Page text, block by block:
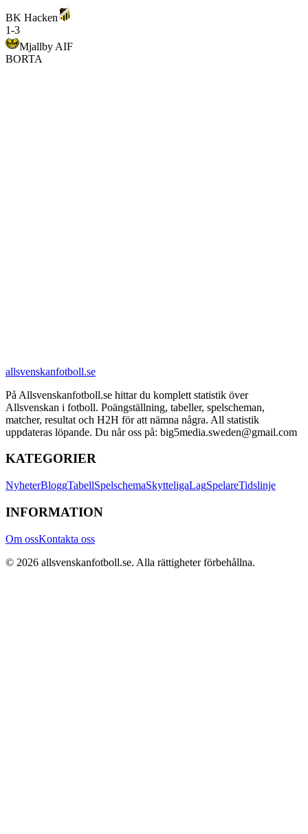
BK Hacken
1-3
Mjallby AIF
BORTA
allsvenskanfotboll.se
På Allsvenskanfotboll.se hittar du komplett statistik över
Allsvenskan i fotboll. Poängställning, tabeller, spelscheman,
matcher, resultat och H2H för att nämna några. All statistik
uppdateras löpande. Du når oss på: big5media.sweden@gmail.com
KATEGORIER
NyheterBloggTabellSpelschemaSkytteligaLagSpelareTidslinje
INFORMATION
Om ossKontakta oss
© 2026 allsvenskanfotboll.se. Alla rättigheter förbehållna.